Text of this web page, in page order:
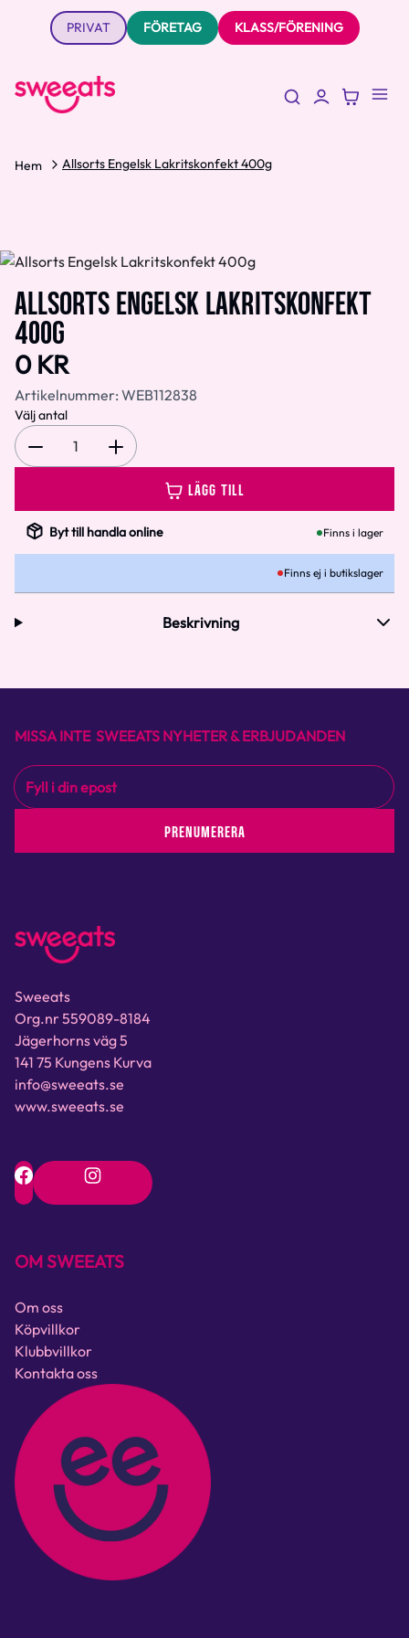
PRIVAT FÖRETAG KLASS/FÖRENING
Hem Allsorts Engelsk Lakritskonfekt 400g
ALLSORTS ENGELSK LAKRITSKONFEKT
400G
0 KR
Artikelnummer: WEB112838
Välj antal
1
LÄGG TILL
Byt till handla online Finns i lager
Finns ej i butikslager
Beskrivning
MISSA INTE SWEEATS NYHETER & ERBJUDANDEN
PRENUMERERA
Sweeats
Org.nr 559089-8184
Jägerhorns väg 5
141 75 Kungens Kurva
info@sweeats.se
www.sweeats.se
OM SWEEATS
Om oss
Köpvillkor
Klubbvillkor
Kontakta oss